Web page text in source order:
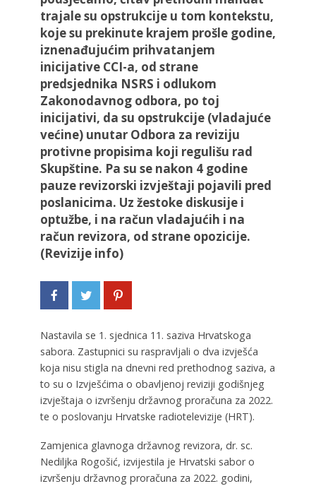
trajale su opstrukcije u tom kontekstu,
koje su prekinute krajem prošle godine,
iznenađujućim prihvatanjem
inicijative CCI-a, od strane
predsjednika NSRS i odlukom
Zakonodavnog odbora, po toj
inicijativi, da su opstrukcije (vladajuće
većine) unutar Odbora za reviziju
protivne propisima koji regulišu rad
Skupštine. Pa su se nakon 4 godine
pauze revizorski izvještaji pojavili pred
poslanicima. Uz žestoke diskusije i
optužbe, i na račun vladajućih i na
račun revizora, od strane opozicije.
(Revizije info)
Nastavila se 1. sjednica 11. saziva Hrvatskoga
sabora. Zastupnici su raspravljali o dva izvješća
koja nisu stigla na dnevni red prethodnog saziva, a
to su o Izvješćima o obavljenoj reviziji godišnjeg
izvještaja o izvršenju državnog proračuna za 2022.
te o poslovanju Hrvatske radiotelevizije (HRT).
Zamjenica glavnoga državnog revizora, dr. sc.
Nediljka Rogošić, izvijestila je Hrvatski sabor o
izvršenju državnog proračuna za 2022. godini,